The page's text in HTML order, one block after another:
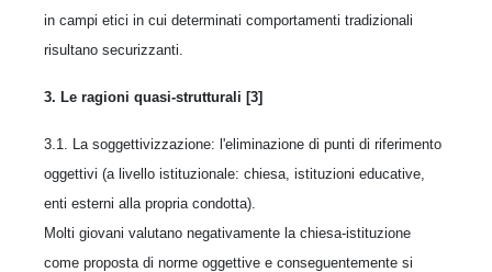
in campi etici in cui determinati comportamenti tradizionali
risultano securizzanti.
3. Le ragioni quasi-strutturali [3]
3.1. La soggettivizzazione: l'eliminazione di punti di riferimento
oggettivi (a livello istituzionale: chiesa, istituzioni educative,
enti esterni alla propria condotta).
Molti giovani valutano negativamente la chiesa-istituzione
come proposta di norme oggettive e conseguentemente si